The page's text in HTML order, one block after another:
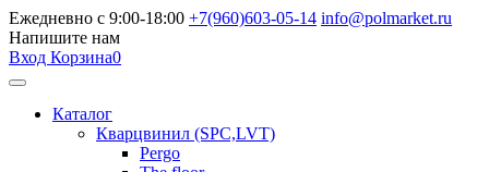
Ежедневно с 9:00-18:00 +7(960)603-05-14 info@polmarket.ru
Напишите нам
Вход Корзина0
Каталог
Кварцвинил (SPC,LVT)
Pergo